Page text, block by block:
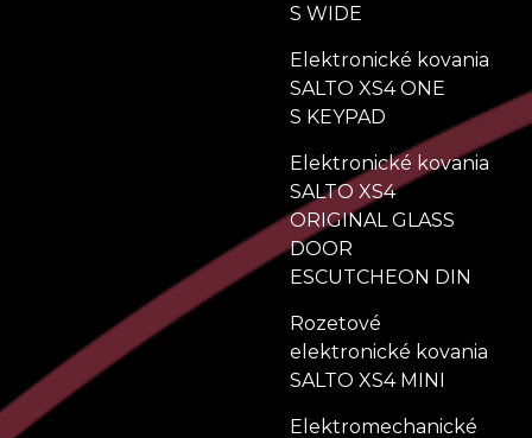
S WIDE
Elektronické kovania
SALTO XS4 ONE
S KEYPAD
Elektronické kovania
SALTO XS4
ORIGINAL GLASS
DOOR
ESCUTCHEON DIN
Rozetové
elektronické kovania
SALTO XS4 MINI
Elektromechanické